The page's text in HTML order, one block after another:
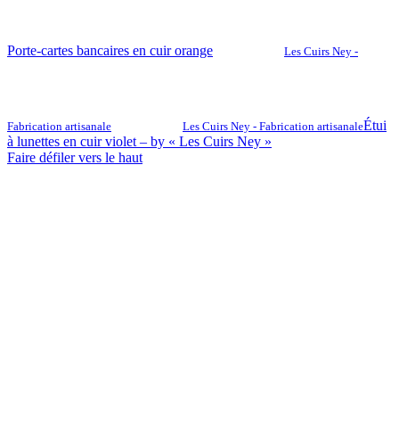
Porte-cartes bancaires en cuir orange Les Cuirs Ney -
Fabrication artisanale Les Cuirs Ney - Fabrication artisanaleÉtui
à lunettes en cuir violet – by « Les Cuirs Ney »
Faire défiler vers le haut